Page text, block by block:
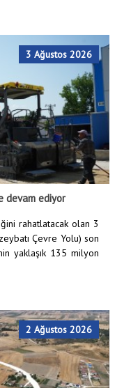
3 Ağustos 2026
devam ediyor
rahatlatacak olan 3
Çevre Yolu) son
yaklaşık 135 milyon
2 Ağustos 2026